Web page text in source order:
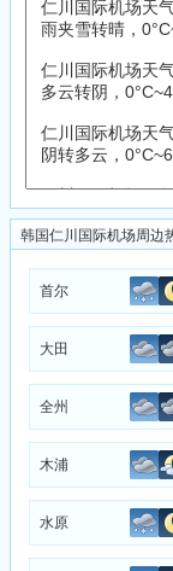
韩国仁川国际机场周边
首尔
大田
全州
木浦
水原